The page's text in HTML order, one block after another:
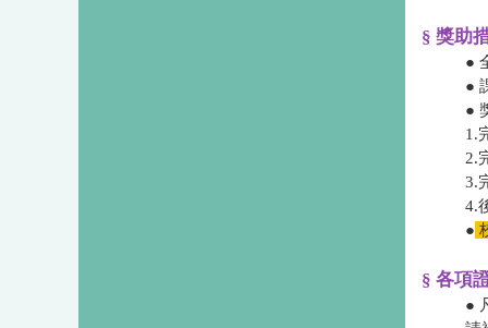
§ 獎助
●
●
●
1.
2.
3.
4.
●
§ 各項
●